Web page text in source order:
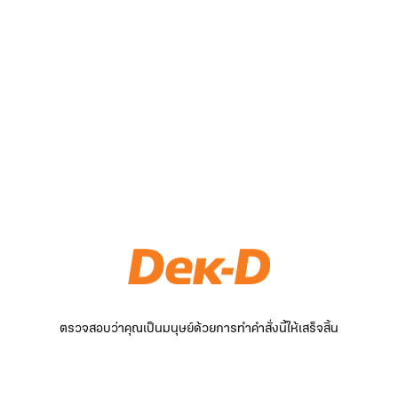
ตรวจสอบว่าคุณเป็นมนุษย์ด้วยการทำคำสั่งนี้ให้เสร็จสิ้น